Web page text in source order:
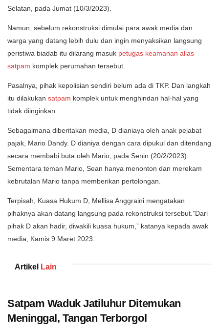
Selatan, pada Jumat (10/3/2023).
Namun, sebelum rekonstruksi dimulai para awak media dan
warga yang datang lebih dulu dan ingin menyaksikan langsung
peristiwa biadab itu dilarang masuk petugas keamanan alias
satpam komplek perumahan tersebut.
Pasalnya, pihak kepolisian sendiri belum ada di TKP. Dan langkah
itu dilakukan satpam komplek untuk menghindari hal-hal yang
tidak diinginkan.
Sebagaimana diberitakan media, D dianiaya oleh anak pejabat
pajak, Mario Dandy. D dianiya dengan cara dipukul dan ditendang
secara membabi buta oleh Mario, pada Senin (20/2/2023).
Sementara teman Mario, Sean hanya menonton dan merekam
kebrutalan Mario tanpa memberikan pertolongan.
Terpisah, Kuasa Hukum D, Mellisa Anggraini mengatakan
pihaknya akan datang langsung pada rekonstruksi tersebut.”Dari
pihak D akan hadir, diwakili kuasa hukum,” katanya kepada awak
media, Kamis 9 Maret 2023.
Artikel Lain
Satpam Waduk Jatiluhur Ditemukan
Meninggal, Tangan Terborgol